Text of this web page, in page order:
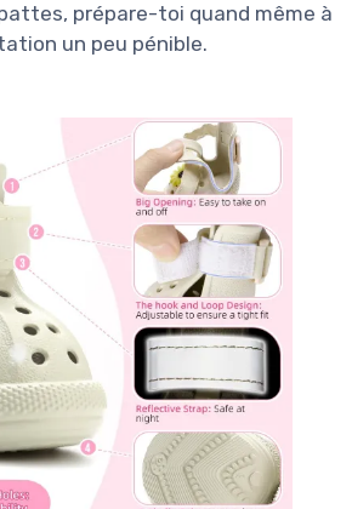
prépare-toi quand même à
un peu pénible.